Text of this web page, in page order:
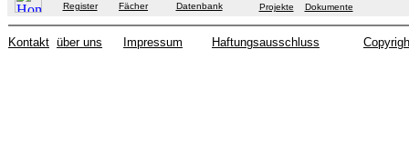
Register
Fächer Datenbank
Projekte
Dokumente
Kontakt über uns Impressum Haftungsausschluss